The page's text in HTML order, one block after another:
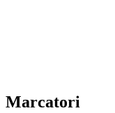
Marcatori